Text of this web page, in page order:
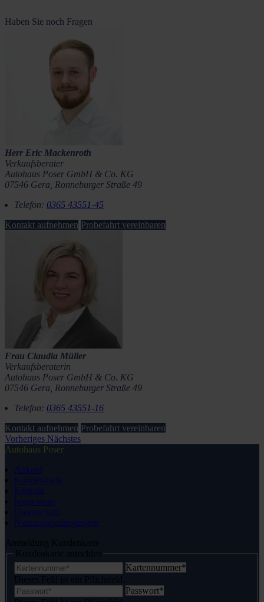
Haben Sie noch Fragen
Herr Eric Mackenroth
Verkaufsberater
Autohaus Poser GmbH & Co. KG
07546 Gera, Ronneburger Straße 49
Telefon: 0365 43551-45
Kontakt aufnehmen Probefahrt vereinbaren
Frau Claudia Müller
Verkaufsberaterin
Autohaus Poser GmbH & Co. KG
07546 Gera, Ronneburger Straße 49
Telefon: 0365 43551-16
Kontakt aufnehmen Probefahrt vereinbaren
Vorheriges Nächstes
Autohaus Poser
Ankauf
Kundenkarte
Kontakt
Impressum
Datenschutz
Nutzungsbedingungen
Anmeldung Kundenkarte
Kundenkarte anmelden
Kartennummer*
Dieses Feld ist ein Pflichtfeld.
Passwort*